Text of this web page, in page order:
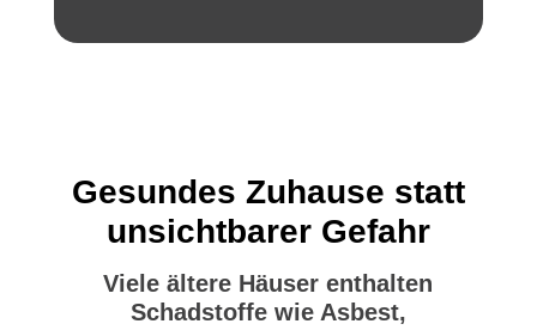
Gesundes Zuhause statt
unsichtbarer Gefahr
Viele ältere Häuser enthalten
Schadstoffe wie Asbest,